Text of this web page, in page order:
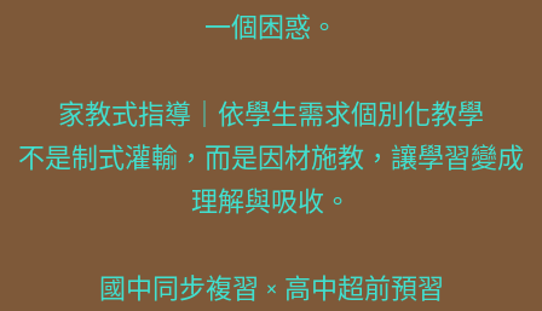
一個困惑。
家教式指導｜依學生需求個別化教學
不是制式灌輸，而是因材施教，讓學習變成
理解與吸收。
國中同步複習 × 高中超前預習